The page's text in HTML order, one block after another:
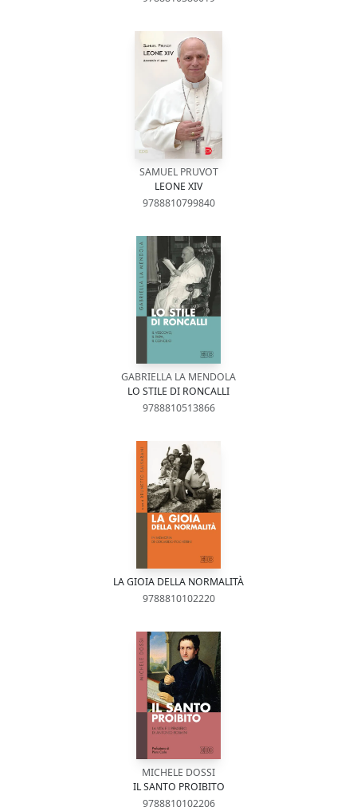
SAMUEL PRUVOT
LEONE XIV
9788810799840
GABRIELLA LA MENDOLA
LO STILE DI RONCALLI
9788810513866
LA GIOIA DELLA NORMALITÀ
9788810102220
MICHELE DOSSI
IL SANTO PROIBITO
9788810102206